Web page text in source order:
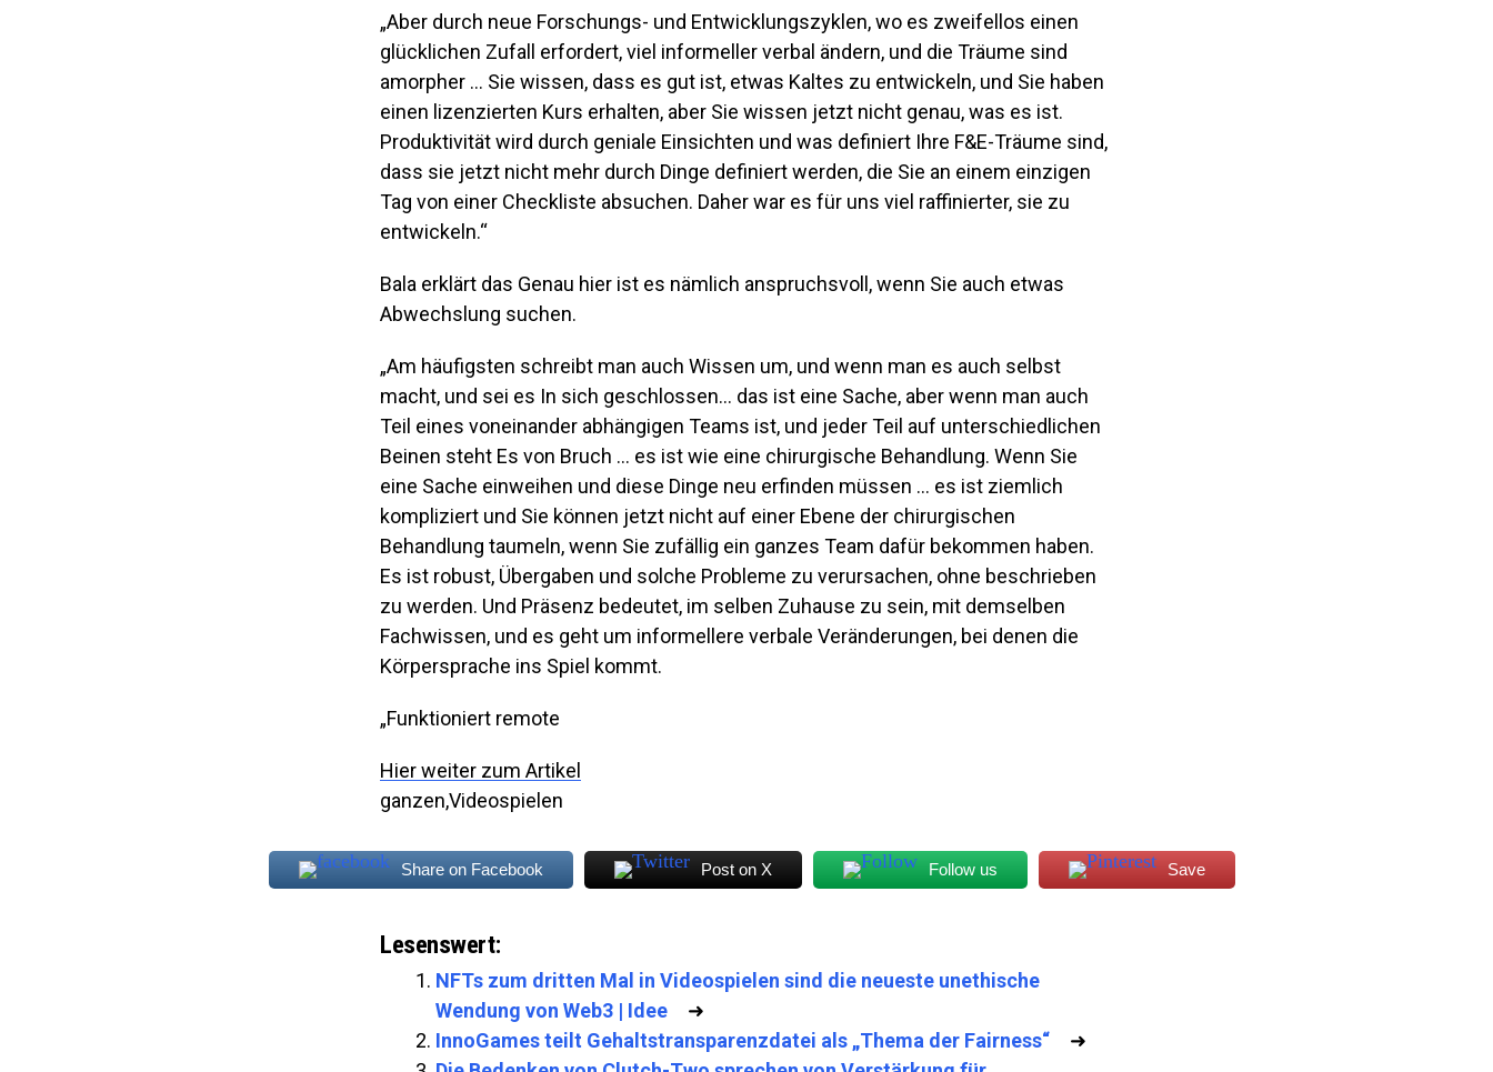
„Aber durch neue Forschungs- und Entwicklungszyklen, wo es zweifellos einen
glücklichen Zufall erfordert, viel informeller verbal ändern, und die Träume sind
amorpher … Sie wissen, dass es gut ist, etwas Kaltes zu entwickeln, und Sie haben
einen lizenzierten Kurs erhalten, aber Sie wissen jetzt nicht genau, was es ist.
Produktivität wird durch geniale Einsichten und was definiert Ihre F&E-Träume sind,
dass sie jetzt nicht mehr durch Dinge definiert werden, die Sie an einem einzigen
Tag von einer Checkliste absuchen. Daher war es für uns viel raffinierter, sie zu
entwickeln.“
Bala erklärt das Genau hier ist es nämlich anspruchsvoll, wenn Sie auch etwas
Abwechslung suchen.
„Am häufigsten schreibt man auch Wissen um, und wenn man es auch selbst
macht, und sei es In sich geschlossen… das ist eine Sache, aber wenn man auch
Teil eines voneinander abhängigen Teams ist, und jeder Teil auf unterschiedlichen
Beinen steht Es von Bruch … es ist wie eine chirurgische Behandlung. Wenn Sie
eine Sache einweihen und diese Dinge neu erfinden müssen … es ist ziemlich
kompliziert und Sie können jetzt nicht auf einer Ebene der chirurgischen
Behandlung taumeln, wenn Sie zufällig ein ganzes Team dafür bekommen haben.
Es ist robust, Übergaben und solche Probleme zu verursachen, ohne beschrieben
zu werden. Und Präsenz bedeutet, im selben Zuhause zu sein, mit demselben
Fachwissen, und es geht um informellere verbale Veränderungen, bei denen die
Körpersprache ins Spiel kommt.
„Funktioniert remote
Hier weiter zum Artikel
ganzen,Videospielen
Share on Facebook Post on X Follow us Save
Lesenswert:
NFTs zum dritten Mal in Videospielen sind die neueste unethische
Wendung von Web3 | Idee ➜
InnoGames teilt Gehaltstransparenzdatei als „Thema der Fairness“ ➜